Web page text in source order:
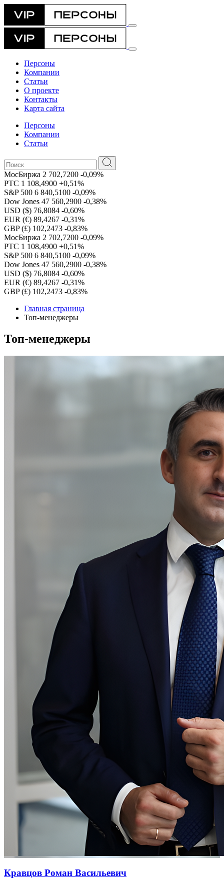
Персоны
Компании
Статьи
О проекте
Контакты
Карта сайта
Персоны
Компании
Статьи
МосБиржа 2 702,7200 -0,09%
РТС 1 108,4900 +0,51%
S&P 500 6 840,5100 -0,09%
Dow Jones 47 560,2900 -0,38%
USD ($) 76,8084 -0,60%
EUR (€) 89,4267 -0,31%
GBP (£) 102,2473 -0,83%
МосБиржа 2 702,7200 -0,09%
РТС 1 108,4900 +0,51%
S&P 500 6 840,5100 -0,09%
Dow Jones 47 560,2900 -0,38%
USD ($) 76,8084 -0,60%
EUR (€) 89,4267 -0,31%
GBP (£) 102,2473 -0,83%
Главная страница
Топ-менеджеры
Топ-менеджеры
Кравцов Роман Васильевич